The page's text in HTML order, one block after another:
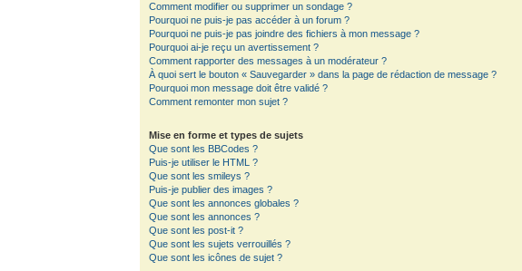
Comment modifier ou supprimer un sondage ?
Pourquoi ne puis-je pas accéder à un forum ?
Pourquoi ne puis-je pas joindre des fichiers à mon message ?
Pourquoi ai-je reçu un avertissement ?
Comment rapporter des messages à un modérateur ?
À quoi sert le bouton « Sauvegarder » dans la page de rédaction de message ?
Pourquoi mon message doit être validé ?
Comment remonter mon sujet ?
Mise en forme et types de sujets
Que sont les BBCodes ?
Puis-je utiliser le HTML ?
Que sont les smileys ?
Puis-je publier des images ?
Que sont les annonces globales ?
Que sont les annonces ?
Que sont les post-it ?
Que sont les sujets verrouillés ?
Que sont les icônes de sujet ?